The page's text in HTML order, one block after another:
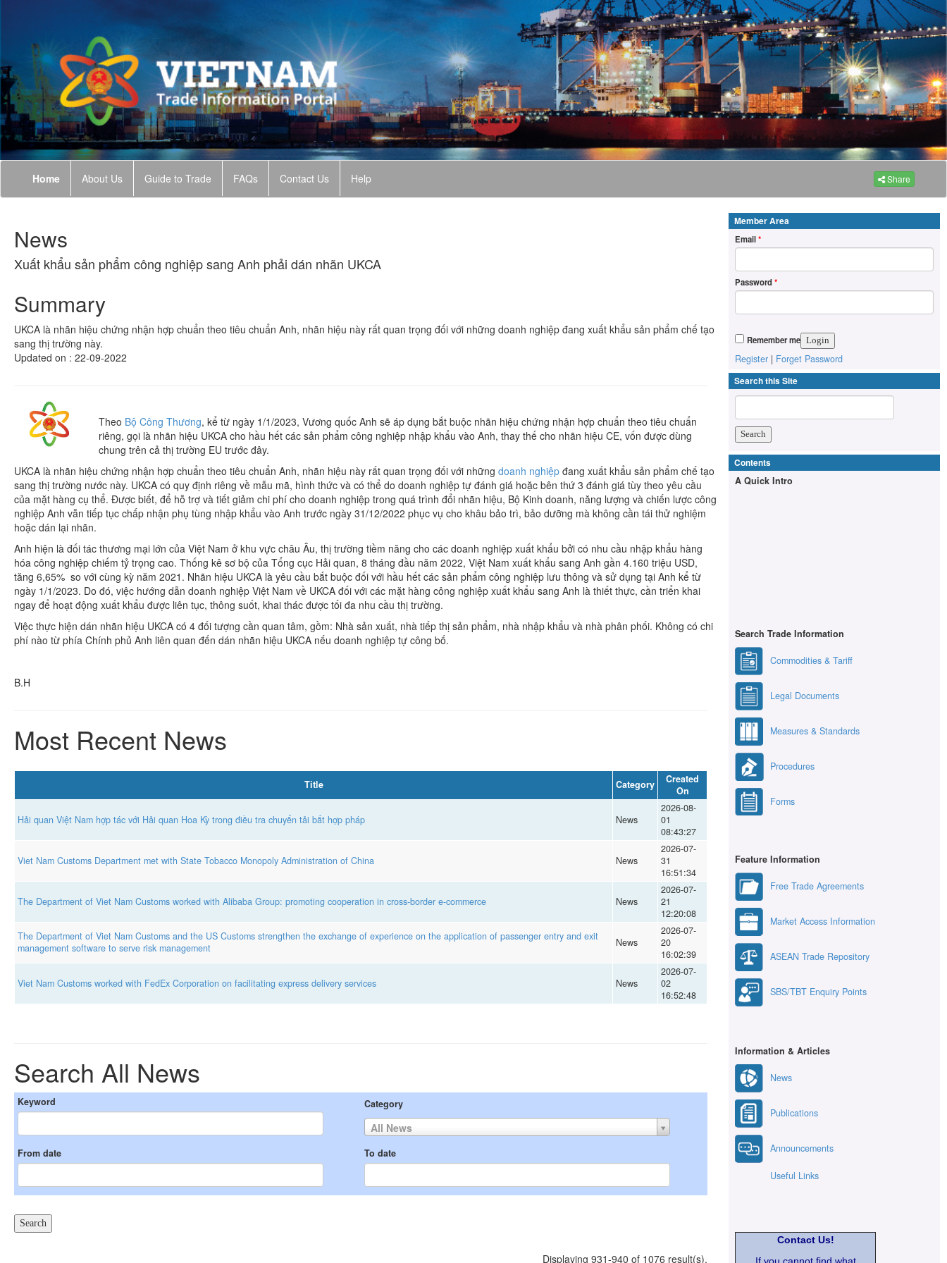
Home About Us Guide to Trade FAQs Contact Us Help Share
News
Xuất khẩu sản phẩm công nghiệp sang Anh phải dán nhãn UKCA
Summary
UKCA là nhãn hiệu chứng nhận hợp chuẩn theo tiêu chuẩn Anh, nhãn hiệu này rất quan trọng đối với những doanh nghiệp đang xuất khẩu sản phẩm chế tạo
sang thị trường này.
Updated on : 22-09-2022
Theo Bộ Công Thương, kể từ ngày 1/1/2023, Vương quốc Anh sẽ áp dụng bắt buộc nhãn hiệu chứng nhận hợp chuẩn theo tiêu chuẩn
riêng, gọi là nhãn hiệu UKCA cho hầu hết các sản phẩm công nghiệp nhập khẩu vào Anh, thay thế cho nhãn hiệu CE, vốn được dùng
chung trên cả thị trường EU trước đây.
UKCA là nhãn hiệu chứng nhận hợp chuẩn theo tiêu chuẩn Anh, nhãn hiệu này rất quan trọng đối với những doanh nghiệp đang xuất khẩu sản phẩm chế tạo
sang thị trường nước này. UKCA có quy định riêng về mẫu mã, hình thức và có thể do doanh nghiệp tự đánh giá hoặc bên thứ 3 đánh giá tùy theo yêu cầu
của mặt hàng cụ thể. Được biết, để hỗ trợ và tiết giảm chi phí cho doanh nghiệp trong quá trình đổi nhãn hiệu, Bộ Kinh doanh, năng lượng và chiến lược công
nghiệp Anh vẫn tiếp tục chấp nhận phụ tùng nhập khẩu vào Anh trước ngày 31/12/2022 phục vụ cho khâu bảo trì, bảo dưỡng mà không cần tái thử nghiệm
hoặc dán lại nhãn.
Anh hiện là đối tác thương mại lớn của Việt Nam ở khu vực châu Âu, thị trường tiềm năng cho các doanh nghiệp xuất khẩu bởi có nhu cầu nhập khẩu hàng
hóa công nghiệp chiếm tỷ trọng cao. Thống kê sơ bộ của Tổng cục Hải quan, 8 tháng đầu năm 2022, Việt Nam xuất khẩu sang Anh gần 4.160 triệu USD,
tăng 6,65% so với cùng kỳ năm 2021. Nhãn hiệu UKCA là yêu cầu bắt buộc đối với hầu hết các sản phẩm công nghiệp lưu thông và sử dụng tại Anh kể từ
ngày 1/1/2023. Do đó, việc hướng dẫn doanh nghiệp Việt Nam về UKCA đối với các mặt hàng công nghiệp xuất khẩu sang Anh là thiết thực, cần triển khai
ngay để hoạt động xuất khẩu được liên tục, thông suốt, khai thác được tối đa nhu cầu thị trường.
Việc thực hiện dán nhãn hiệu UKCA có 4 đối tượng cần quan tâm, gồm: Nhà sản xuất, nhà tiếp thị sản phẩm, nhà nhập khẩu và nhà phân phối. Không có chi
phí nào từ phía Chính phủ Anh liên quan đến dán nhãn hiệu UKCA nếu doanh nghiệp tự công bố.
B.H
Most Recent News
Title Category
Created
On
Hải quan Việt Nam hợp tác với Hải quan Hoa Kỳ trong điều tra chuyển tải bất hợp pháp News
2026-08-
01
08:43:27
Viet Nam Customs Department met with State Tobacco Monopoly Administration of China News
2026-07-
31
16:51:34
The Department of Viet Nam Customs worked with Alibaba Group: promoting cooperation in cross-border e-commerce News
2026-07-
21
12:20:08
The Department of Viet Nam Customs and the US Customs strengthen the exchange of experience on the application of passenger entry and exit
management software to serve risk management
News
2026-07-
20
16:02:39
Viet Nam Customs worked with FedEx Corporation on facilitating express delivery services News
2026-07-
02
16:52:48
Search All News
Keyword Category
All News
From date To date
Displaying 931-940 of 1076 result(s).
Member Area
Email*
Password*
Remember me
Register | Forget Password
Search this Site
Contents
A Quick Intro
Search Trade Information
Commodities & Tariff
Legal Documents
Measures & Standards
Procedures
Forms
Feature Information
Free Trade Agreements
Market Access Information
ASEAN Trade Repository
SBS/TBT Enquiry Points
Information & Articles
News
Publications
Announcements
Useful Links
Contact Us!